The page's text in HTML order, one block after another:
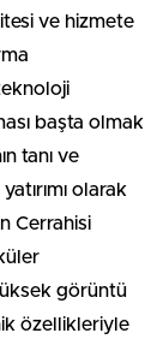
ve hizmete
başta olmak
tanı ve
olarak
Cerrahisi
görüntü
özellikleriyle